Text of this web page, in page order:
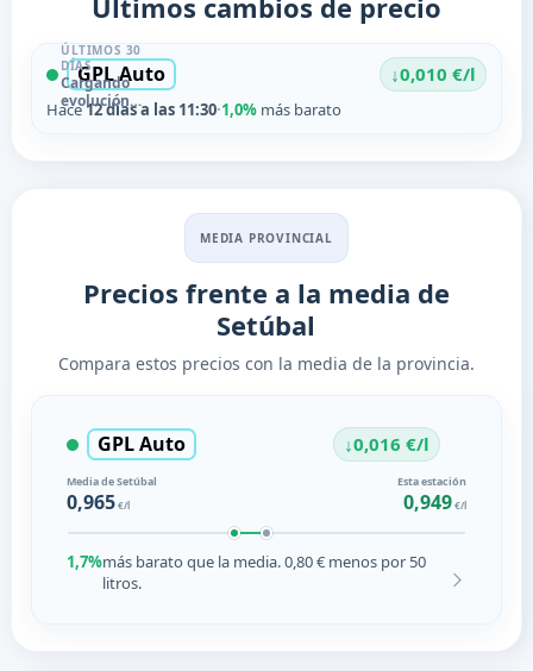
Últimos cambios de precio
GPL Auto ↓0,010 €/l
Hace12 días a las 11:30·1,0%más barato
ÚLTIMOS 30
DÍAS
Cargando
evolución…
MEDIA PROVINCIAL
Precios frente a la media de
Setúbal
Compara estos precios con la media de la provincia.
GPL Auto ↓0,016 €/l
Media de Setúbal
0,965€/l
Esta estación
0,949€/l
1,7%más barato que la media. 0,80 € menos por 50
litros.